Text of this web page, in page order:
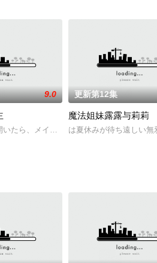
举办开国祭并与各国缔
9.0
いたら、メイクとコーデでオシャレな私
更新第12集
魔法姐妹露露与莉莉
は夏休みが待ち遠しい